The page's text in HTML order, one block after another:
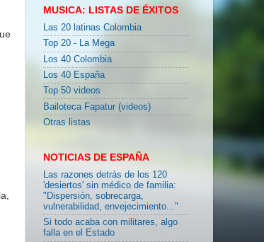
MUSICA: LISTAS DE ÉXITOS
Las 20 latinas Colombia
Top 20 - La Mega
Los 40 Colombia
Los 40 España
Top 50 videos
Bailoteca Fapatur (videos)
Otras listas
NOTICIAS DE ESPAÑA
Las razones detrás de los 120
'desiertos' sin médico de familia:
"Dispersión, sobrecarga,
vulnerabilidad, envejecimiento..."
Si todo acaba con militares, algo
falla en el Estado